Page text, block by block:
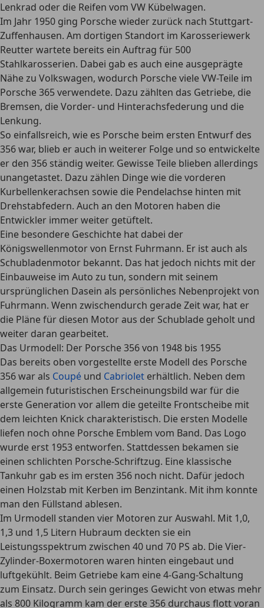
Lenkrad oder die Reifen vom VW Kübelwagen.
Im Jahr 1950 ging Porsche wieder zurück nach Stuttgart-
Zuffenhausen. Am dortigen Standort im Karosseriewerk
Reutter wartete bereits ein Auftrag für 500
Stahlkarosserien. Dabei gab es auch eine ausgeprägte
Nähe zu Volkswagen, wodurch Porsche viele VW-Teile im
Porsche 365 verwendete. Dazu zählten das Getriebe, die
Bremsen, die Vorder- und Hinterachsfederung und die
Lenkung.
So einfallsreich, wie es Porsche beim ersten Entwurf des
356 war, blieb er auch in weiterer Folge und so entwickelte
er den 356 ständig weiter. Gewisse Teile blieben allerdings
unangetastet. Dazu zählen Dinge wie die vorderen
Kurbellenkerachsen sowie die Pendelachse hinten mit
Drehstabfedern. Auch an den Motoren haben die
Entwickler immer weiter getüftelt.
Eine besondere Geschichte hat dabei der
Königswellenmotor von Ernst Fuhrmann. Er ist auch als
Schubladenmotor bekannt. Das hat jedoch nichts mit der
Einbauweise im Auto zu tun, sondern mit seinem
ursprünglichen Dasein als persönliches Nebenprojekt von
Fuhrmann. Wenn zwischendurch gerade Zeit war, hat er
die Pläne für diesen Motor aus der Schublade geholt und
weiter daran gearbeitet.
Das Urmodell: Der Porsche 356 von 1948 bis 1955
Das bereits oben vorgestellte erste Modell des Porsche
356 war als Coupé und Cabriolet erhältlich. Neben dem
allgemein futuristischen Erscheinungsbild war für die
erste Generation vor allem die geteilte Frontscheibe mit
dem leichten Knick charakteristisch. Die ersten Modelle
liefen noch ohne Porsche Emblem vom Band. Das Logo
wurde erst 1953 entworfen. Stattdessen bekamen sie
einen schlichten Porsche-Schriftzug. Eine klassische
Tankuhr gab es im ersten 356 noch nicht. Dafür jedoch
einen Holzstab mit Kerben im Benzintank. Mit ihm konnte
man den Füllstand ablesen.
Im Urmodell standen vier Motoren zur Auswahl. Mit 1,0,
1,3 und 1,5 Litern Hubraum deckten sie ein
Leistungsspektrum zwischen 40 und 70 PS ab. Die Vier-
Zylinder-Boxermotoren waren hinten eingebaut und
luftgekühlt. Beim Getriebe kam eine 4-Gang-Schaltung
zum Einsatz. Durch sein geringes Gewicht von etwas mehr
als 800 Kilogramm kam der erste 356 durchaus flott voran